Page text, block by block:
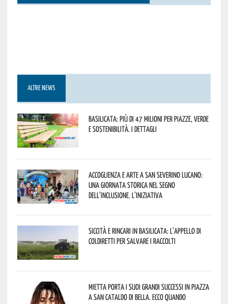
ALTRE NEWS
Basilicata: più di 47 milioni per piazze, verde
e sostenibilità. I dettagli
Accoglienza e arte a San Severino Lucano:
una giornata storica nel segno
dell’inclusione. L’iniziativa
Siccità e rincari in Basilicata: l’appello di
Coldiretti per salvare i raccolti
Mietta porta i suoi grandi successi in piazza
a San Cataldo di Bella. Ecco quando